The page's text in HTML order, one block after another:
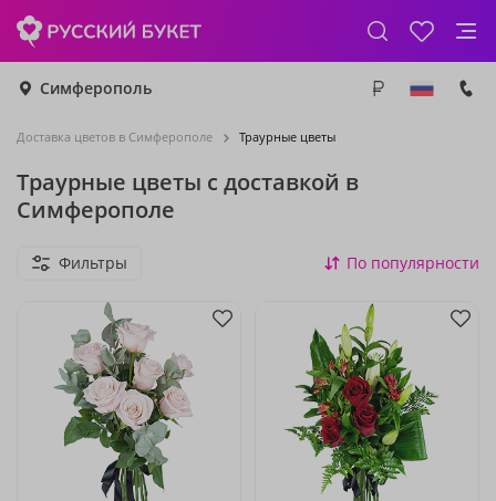
Симферополь
Доставка цветов в Симферополе Траурные цветы
Траурные цветы с доставкой в
Симферополе
Фильтры По популярности